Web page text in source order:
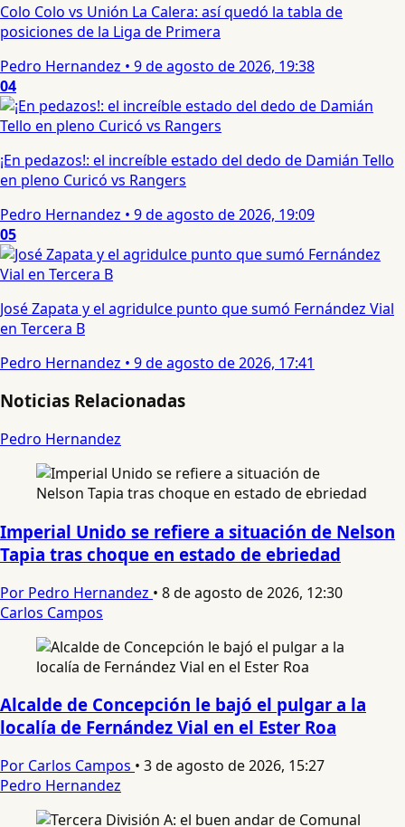
Colo Colo vs Unión La Calera: así quedó la tabla de
posiciones de la Liga de Primera
Pedro Hernandez • 9 de agosto de 2026, 19:38
04
¡En pedazos!: el increíble estado del dedo de Damián Tello
en pleno Curicó vs Rangers
Pedro Hernandez • 9 de agosto de 2026, 19:09
05
José Zapata y el agridulce punto que sumó Fernández Vial
en Tercera B
Pedro Hernandez • 9 de agosto de 2026, 17:41
Noticias Relacionadas
Pedro Hernandez
Imperial Unido se refiere a situación de Nelson
Tapia tras choque en estado de ebriedad
Por Pedro Hernandez • 8 de agosto de 2026, 12:30
Carlos Campos
Alcalde de Concepción le bajó el pulgar a la
localía de Fernández Vial en el Ester Roa
Por Carlos Campos • 3 de agosto de 2026, 15:27
Pedro Hernandez